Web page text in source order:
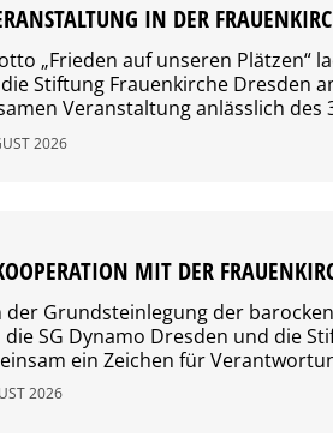
IN DER
„Frieden auf unseren Plätzen“
Stiftung Frauenkirche Dresden
Veranstaltung anlässlich des
der barocken Frauenkirche ein.
um 10 Uhr der Mitglieder-
2026
MIT DER
der Grundsteinlegung der
die SG Dynamo Dresden und die
ein Zeichen für
2026